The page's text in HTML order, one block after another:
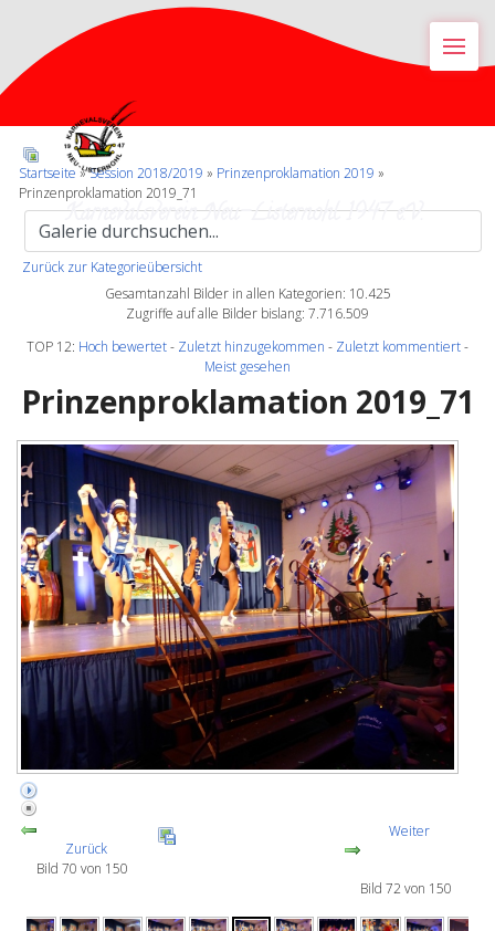
Karnevalsverein Neu-Listernohl 1947 e.V.
Startseite»Session 2018/2019 » Prinzenproklamation 2019 »
Prinzenproklamation 2019_71
Zurück zur Kategorieübersicht
Gesamtanzahl Bilder in allen Kategorien: 10.425
Zugriffe auf alle Bilder bislang: 7.716.509
TOP 12: Hoch bewertet- Zuletzt hinzugekommen - Zuletzt kommentiert-
Meist gesehen
Prinzenproklamation 2019_71
Zurück
Bild 70 von 150
Weiter
Bild 72 von 150